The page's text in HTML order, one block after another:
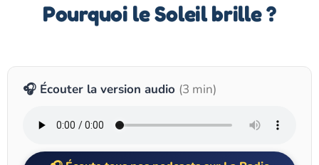
Pourquoi le Soleil brille ?
🎧 Écouter la version audio (3 min)